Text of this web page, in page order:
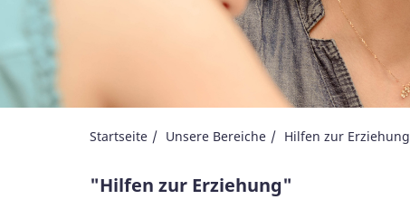
Startseite Unsere Bereiche Hilfen zur Erziehung
"Hilfen zur Erziehung"